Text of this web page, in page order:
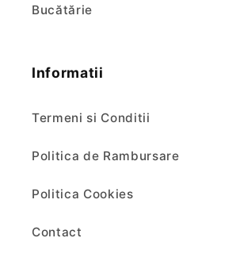
Bucătărie
Informatii
Termeni si Conditii
Politica de Rambursare
Politica Cookies
Contact